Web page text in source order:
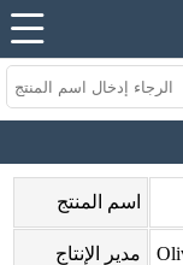
اسم المنتج
مدير الإنتاج